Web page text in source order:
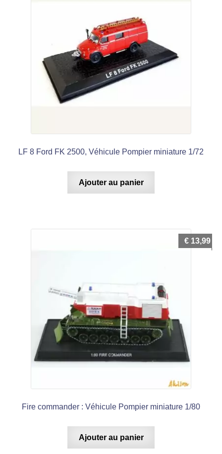
LF 8 Ford FK 2500, Véhicule Pompier miniature 1/72
Ajouter au panier
Fire commander : Véhicule Pompier miniature 1/80
€ 13,99
Ajouter au panier